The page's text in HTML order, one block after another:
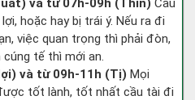
và từ 07h-09h (Thìn) Cầu
hoặc hay bị trái ý. Nếu ra đi
việc quan trọng thì phải đòn,
cúng tế thì mới an.
và từ 09h-11h (Tị) Mọi
tốt lành, tốt nhất cầu tài đi